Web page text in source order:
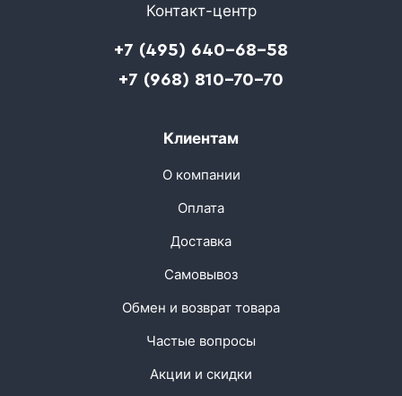
Контакт-центр
+7 (495) 640-68-58
+7 (968) 810-70-70
Клиентам
О компании
Оплата
Доставка
Самовывоз
Обмен и возврат товара
Частые вопросы
Акции и скидки